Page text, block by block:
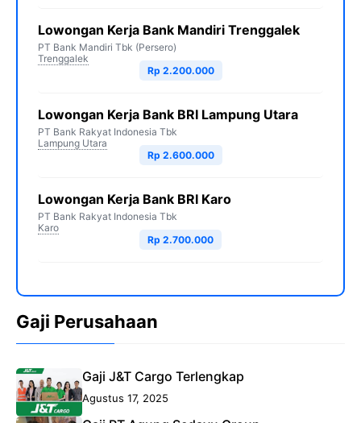
Lowongan Kerja Bank Mandiri Trenggalek
PT Bank Mandiri Tbk (Persero)
Trenggalek
Rp 2.200.000
Lowongan Kerja Bank BRI Lampung Utara
PT Bank Rakyat Indonesia Tbk
Lampung Utara
Rp 2.600.000
Lowongan Kerja Bank BRI Karo
PT Bank Rakyat Indonesia Tbk
Karo
Rp 2.700.000
Gaji Perusahaan
Gaji J&T Cargo Terlengkap
Agustus 17, 2025